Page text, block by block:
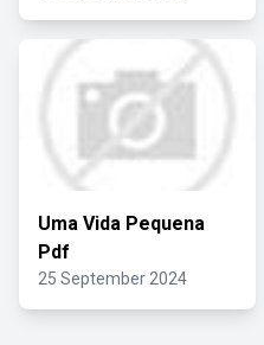
Uma Vida Pequena
Pdf
25 September 2024